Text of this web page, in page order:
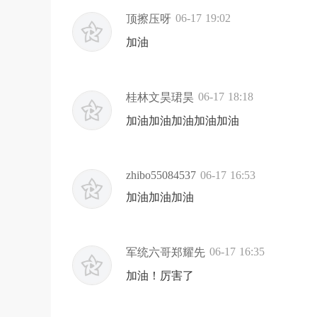
顶擦压呀 06-17 19:02
加油
桂林文昊珺昊 06-17 18:18
加油加油加油加油加油
zhibo55084537 06-17 16:53
加油加油加油
军统六哥郑耀先 06-17 16:35
加油！厉害了